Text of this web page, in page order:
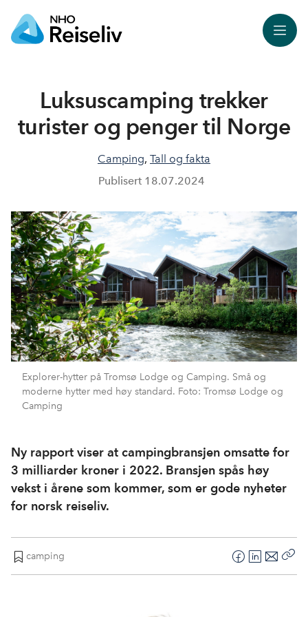
Meny
Luksuscamping trekker
turister og penger til Norge
Camping, Tall og fakta
Publisert 18.07.2024
Explorer-hytter på Tromsø Lodge og Camping. Små og
moderne hytter med høy standard. Foto: Tromsø Lodge og
Camping
Ny rapport viser at campingbransjen omsatte for
3 milliarder kroner i 2022. Bransjen spås høy
vekst i årene som kommer, som er gode nyheter
for norsk reiseliv.
camping
F
L
E